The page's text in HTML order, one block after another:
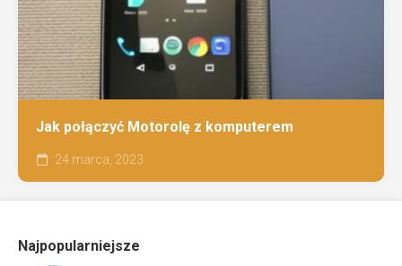
Jak połączyć Motorolę z komputerem
24 marca, 2023
Najpopularniejsze